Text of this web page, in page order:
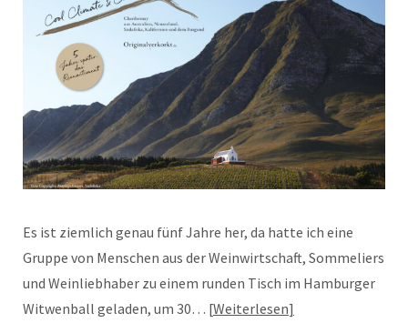
Es ist ziemlich genau fünf Jahre her, da hatte ich eine
Gruppe von Menschen aus der Weinwirtschaft, Sommeliers
und Weinliebhaber zu einem runden Tisch im Hamburger
Witwenball geladen, um 30… Weiterlesen